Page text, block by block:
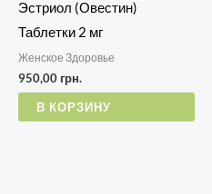
Эстриол (Овестин)
Таблетки 2 мг
Женское Здоровье
950,00 грн.
В КОРЗИНУ